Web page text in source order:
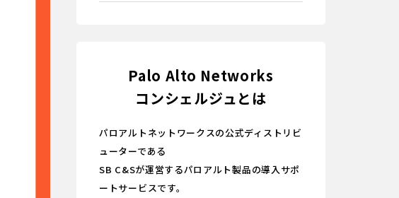
Palo Alto Networks
コンシェルジュとは
パロアルトネットワークスの公式ディストリビ
ューターである
SB C&Sが運営するパロアルト製品の導入サポ
ートサービスです。